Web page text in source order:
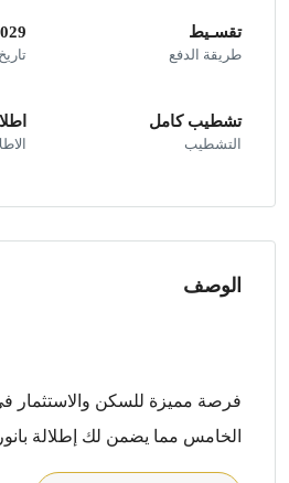
تقسـيط
طريقة الدفع
تشطيب كامل
التشطيب
الوصف
الخامس مما يضمن لك إطلالة